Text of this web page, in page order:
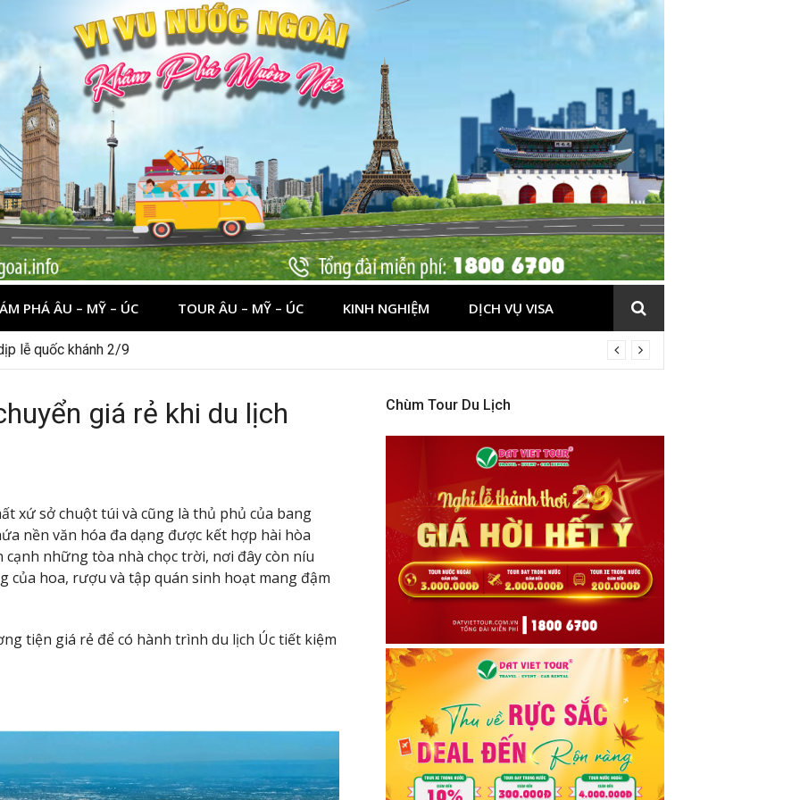
PHÁ ÂU – MỸ – ÚC TOUR ÂU – MỸ – ÚC KINH NGHIỆM DỊCH VỤ VISA
nào đẹp? Gợi ý 5+ tọa độ hot 2026
giá rẻ khi du lịch
xứ sở chuột túi và cũng là thủ phủ của bang
nền văn hóa đa dạng được kết hợp hài hòa
những tòa nhà chọc trời, nơi đây còn níu
của hoa, rượu và tập quán sinh hoạt mang đậm
tiện giá rẻ để có hành trình du lịch Úc tiết kiệm
Chùm Tour Du Lịch